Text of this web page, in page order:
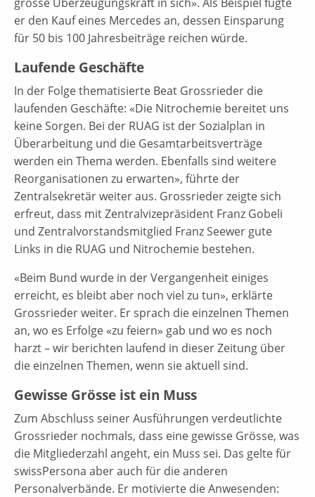
er den Kauf eines Mercedes an, dessen Einsparung
für 50 bis 100 Jahresbeiträge reichen würde.
Laufende Geschäfte
In der Folge thematisierte Beat Grossrieder die
laufenden Geschäfte: «Die Nitrochemie bereitet uns
keine Sorgen. Bei der RUAG ist der Sozialplan in
Überarbeitung und die Gesamtarbeitsverträge
werden ein Thema werden. Ebenfalls sind weitere
Reorganisationen zu erwarten», führte der
Zentralsekretär weiter aus. Grossrieder zeigte sich
erfreut, dass mit Zentralvizepräsident Franz Gobeli
und Zentralvorstandsmitglied Franz Seewer gute
Links in die RUAG und Nitrochemie bestehen.
«Beim Bund wurde in der Vergangenheit einiges
erreicht, es bleibt aber noch viel zu tun», erklärte
Grossrieder weiter. Er sprach die einzelnen Themen
an, wo es Erfolge «zu feiern» gab und wo es noch
harzt – wir berichten laufend in dieser Zeitung über
die einzelnen Themen, wenn sie aktuell sind.
Gewisse Grösse ist ein Muss
Zum Abschluss seiner Ausführungen verdeutlichte
Grossrieder nochmals, dass eine gewisse Grösse, was
die Mitgliederzahl angeht, ein Muss sei. Das gelte für
swissPersona aber auch für die anderen
Personalverbände. Er motivierte die Anwesenden: